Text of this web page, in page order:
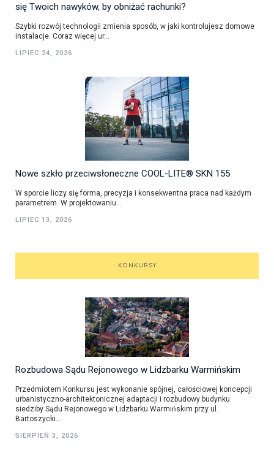
się Twoich nawyków, by obniżać rachunki?
Szybki rozwój technologii zmienia sposób, w jaki kontrolujesz domowe
instalacje. Coraz więcej ur...
LIPIEC 24, 2026
Nowe szkło przeciwsłoneczne COOL-LITE® SKN 155
W sporcie liczy się forma, precyzja i konsekwentna praca nad każdym
parametrem. W projektowaniu...
LIPIEC 13, 2026
KONKURSY
Rozbudowa Sądu Rejonowego w Lidzbarku Warmińskim
Przedmiotem Konkursu jest wykonanie spójnej, całościowej koncepcji
urbanistyczno-architektonicznej adaptacji i rozbudowy budynku
siedziby Sądu Rejonowego w Lidzbarku Warmińskim przy ul.
Bartoszycki...
SIERPIEŃ 3, 2026